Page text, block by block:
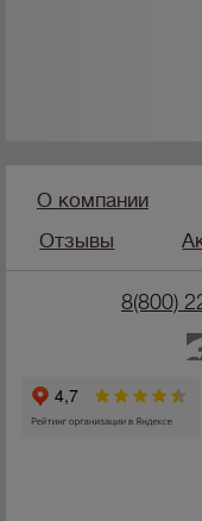
О компании
Отзывы
8(800)